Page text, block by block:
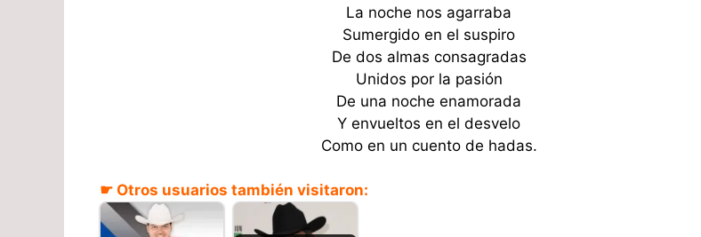
La noche nos agarraba
Sumergido en el suspiro
De dos almas consagradas
Unidos por la pasión
De una noche enamorada
Y envueltos en el desvelo
Como en un cuento de hadas.
☛ Otros usuarios también visitaron: